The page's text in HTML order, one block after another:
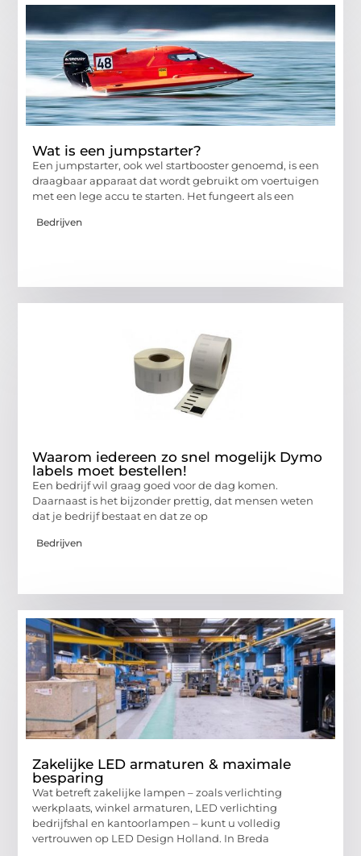
Wat is een jumpstarter?
Een jumpstarter, ook wel startbooster genoemd, is een
draagbaar apparaat dat wordt gebruikt om voertuigen
met een lege accu te starten. Het fungeert als een
Bedrijven
Waarom iedereen zo snel mogelijk Dymo
labels moet bestellen!
Een bedrijf wil graag goed voor de dag komen.
Daarnaast is het bijzonder prettig, dat mensen weten
dat je bedrijf bestaat en dat ze op
Bedrijven
Zakelijke LED armaturen & maximale
besparing
Wat betreft zakelijke lampen – zoals verlichting
werkplaats, winkel armaturen, LED verlichting
bedrijfshal en kantoorlampen – kunt u volledig
vertrouwen op LED Design Holland. In Breda